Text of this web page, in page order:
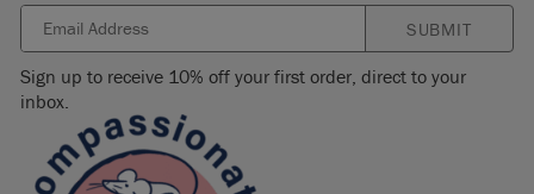
SUBMIT
Sign up to receive 10% off your first order, direct to your
inbox.